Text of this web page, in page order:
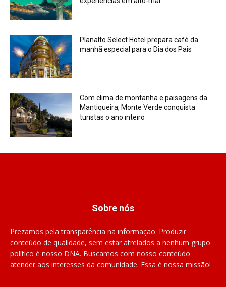
Planalto Select Hotel prepara café da
manhã especial para o Dia dos Pais
Com clima de montanha e paisagens da
Mantiqueira, Monte Verde conquista
turistas o ano inteiro
Sobre nós
Prezamos pela transparência na informação. Produzir
conteúdo de qualidade, sem estar atrelados a nenhum grupo
político é nosso DNA. Buscamos com nosso conteúdo
atender aos interesses da comunidade. Essa é nossa missão!